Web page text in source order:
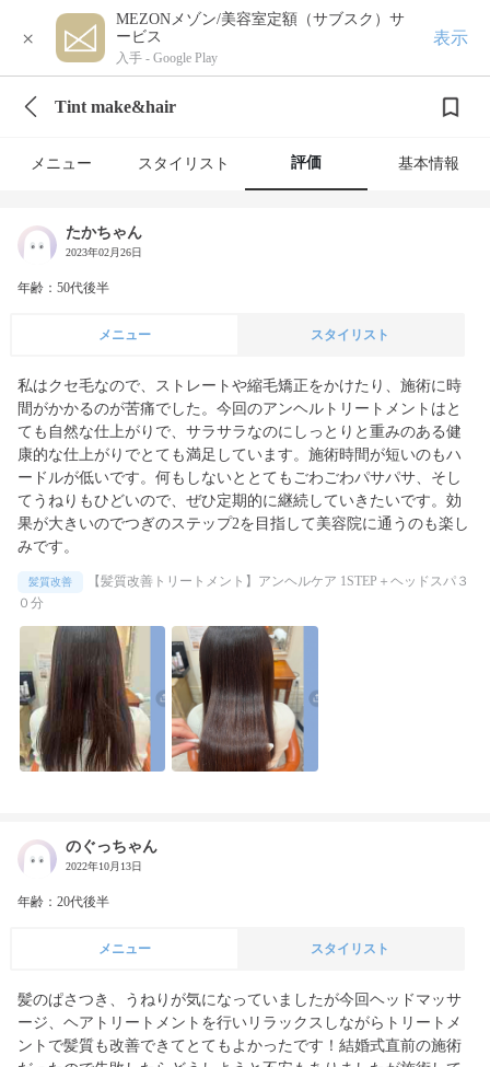
×
MEZONメゾン/美容室定額（サブスク）サ
ービス
入手 - Google Play
表示
Tint make&hair
メニュー スタイリスト 評価 基本情報
たかちゃん
2023年02月26日
年齢：50代後半
メニュー スタイリスト
私はクセ毛なので、ストレートや縮毛矯正をかけたり、施術に時
間がかかるのが苦痛でした。今回のアンヘルトリートメントはと
ても自然な仕上がりで、サラサラなのにしっとりと重みのある健
康的な仕上がりでとても満足しています。施術時間が短いのもハ
ードルが低いです。何もしないととてもごわごわパサパサ、そし
てうねりもひどいので、ぜひ定期的に継続していきたいです。効
果が大きいのでつぎのステップ2を目指して美容院に通うのも楽し
みです。
髪質改善
【髪質改善トリートメント】アンヘルケア 1STEP＋ヘッドスパ３
０分
のぐっちゃん
2022年10月13日
年齢：20代後半
メニュー スタイリスト
髪のぱさつき、うねりが気になっていましたが今回ヘッドマッサ
ージ、ヘアトリートメントを行いリラックスしながらトリートメ
ントで髪質も改善できてとてもよかったです！結婚式直前の施術